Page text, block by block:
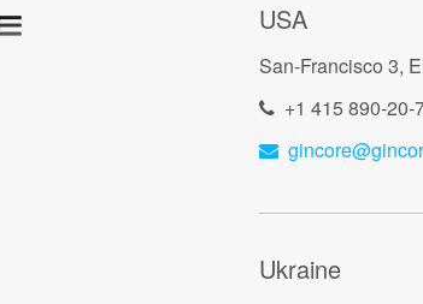
USA
San-Francisco 3,
+1 415 890-20-
Ukraine